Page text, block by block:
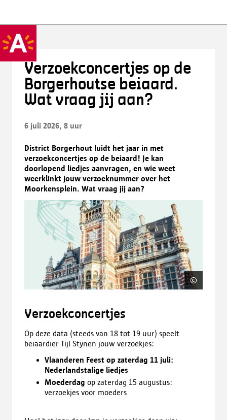
Verzoekconcertjes op de
Borgerhoutse beiaard.
Wat vraag jij aan?
6 juli 2026, 8 uur
District Borgerhout luidt het jaar in met
verzoekconcertjes op de beiaard! Je kan
doorlopend liedjes aanvragen, en wie weet
weerklinkt jouw verzoeknummer over het
Moorkensplein. Wat vraag jij aan?
©
Verzoekconcertjes
Op deze data (steeds van 18 tot 19 uur) speelt
beiaardier Tijl Stynen jouw verzoekjes:
Vlaanderen Feest op zaterdag 11 juli:
Nederlandstalige liedjes
Moederdag op zaterdag 15 augustus:
verzoekjes voor moeders